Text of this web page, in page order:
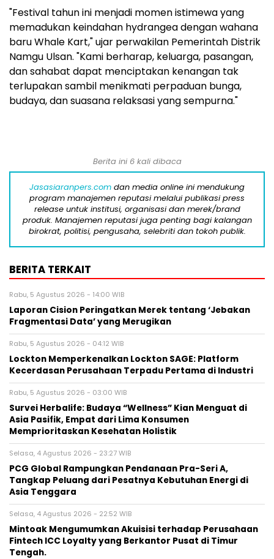
"Festival tahun ini menjadi momen istimewa yang
memadukan keindahan hydrangea dengan wahana
baru Whale Kart," ujar perwakilan Pemerintah Distrik
Namgu Ulsan. "Kami berharap, keluarga, pasangan,
dan sahabat dapat menciptakan kenangan tak
terlupakan sambil menikmati perpaduan bunga,
budaya, dan suasana relaksasi yang sempurna."
Berita ini 6 kali dibaca
Jasasiaranpers.com dan media online ini mendukung
program manajemen reputasi melalui publikasi press
release untuk institusi, organisasi dan merek/brand
produk. Manajemen reputasi juga penting bagi kalangan
birokrat, politisi, pengusaha, selebriti dan tokoh publik.
BERITA TERKAIT
Rabu, 5 Agustus 2026 - 14:00 WIB
Laporan Cision Peringatkan Merek tentang ‘Jebakan
Fragmentasi Data’ yang Merugikan
Rabu, 5 Agustus 2026 - 04:12 WIB
Lockton Memperkenalkan Lockton SAGE: Platform
Kecerdasan Perusahaan Terpadu Pertama di Industri
Rabu, 5 Agustus 2026 - 03:00 WIB
Survei Herbalife: Budaya “Wellness” Kian Menguat di
Asia Pasifik, Empat dari Lima Konsumen
Memprioritaskan Kesehatan Holistik
Selasa, 4 Agustus 2026 - 23:27 WIB
PCG Global Rampungkan Pendanaan Pra-Seri A,
Tangkap Peluang dari Pesatnya Kebutuhan Energi di
Asia Tenggara
Selasa, 4 Agustus 2026 - 22:52 WIB
Mintoak Mengumumkan Akuisisi terhadap Perusahaan
Fintech ICC Loyalty yang Berkantor Pusat di Timur
Tengah.